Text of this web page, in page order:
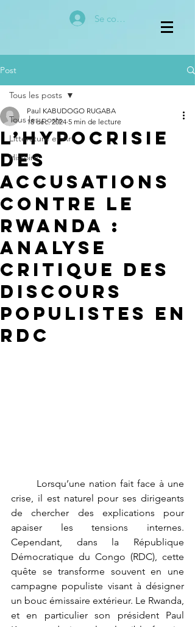
Se connecter
Post
Tous les posts
Littérature et Art
Histoire
Tous les posts
L’Hypocrisie
des
Accusations
Contre le
Rwanda :
Analyse
Critique des
Discours
Populistes en
RDC
Paul KABUDOGO RUGABA
18 déc. 2024 5 min de lecture
crise, il est naturel pour ses dirigeants
de chercher des explications pour
apaiser les tensions internes.
Cependant, dans la République
Démocratique du Congo (RDC), cette
quête se transforme souvent en une
campagne populiste visant à désigner
un bouc émissaire extérieur. Le Rwanda,
et en particulier son président Paul